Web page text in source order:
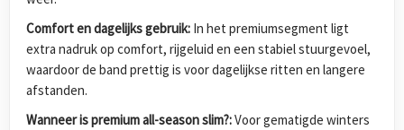
Comfort en dagelijks gebruik: In het premiumsegment ligt
extra nadruk op comfort, rijgeluid en een stabiel stuurgevoel,
waardoor de band prettig is voor dagelijkse ritten en langere
afstanden.
Wanneer is premium all-season slim?:Voor gematigde winters